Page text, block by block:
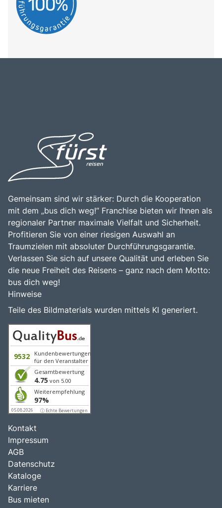
Gemeinsam sind wir stärker: Durch die Kooperation
mit dem „bus dich weg!“ Franchise bieten wir Ihnen als
regionaler Partner maximale Vielfalt und Sicherheit.
Profitieren Sie von einer riesigen Auswahl an
Traumzielen mit absoluter Durchführungsgarantie.
Verlassen Sie sich auf unsere Qualität und erleben Sie
die neue Freiheit des Reisens – ganz nach dem Motto:
bus dich weg!
Hinweise
Teile des Bildmaterials wurden mittels KI generiert.
9532
Kundenbewertungen
für den Veranstalter
Gesamtbewertung
4.75 von 5.00
Weiterempfehlung
97%
05.08.2026 ⓘ Echte Bewertungen
Kontakt
Impressum
AGB
Datenschutz
Kataloge
Karriere
Bus mieten